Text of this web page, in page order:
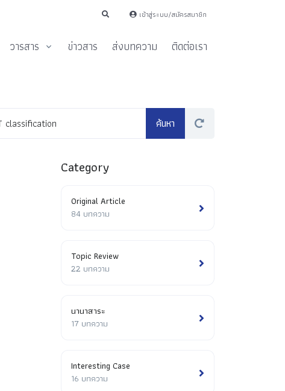
เข้าสู่ระบบ/สมัครสมาชิก
วารสาร ข่าวสาร ส่งบทความ ติดต่อเรา
Category
Original Article
84 บทความ
Topic Review
22 บทความ
นานาสาระ
17 บทความ
Interesting Case
16 บทความ